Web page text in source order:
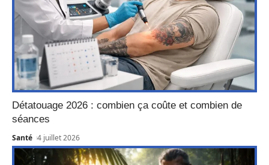
Détatouage 2026 : combien ça coûte et combien de
séances
Santé 4 juillet 2026